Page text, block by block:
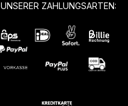
UNSERER ZAHLUNGSARTEN: